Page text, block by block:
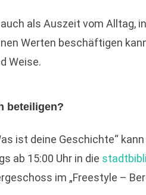
als Auszeit vom Alltag,
Werten beschäftigen
Weise.
beteiligen?
ist deine Geschichte“
ab 15:00 Uhr in die
im „Freestyle –